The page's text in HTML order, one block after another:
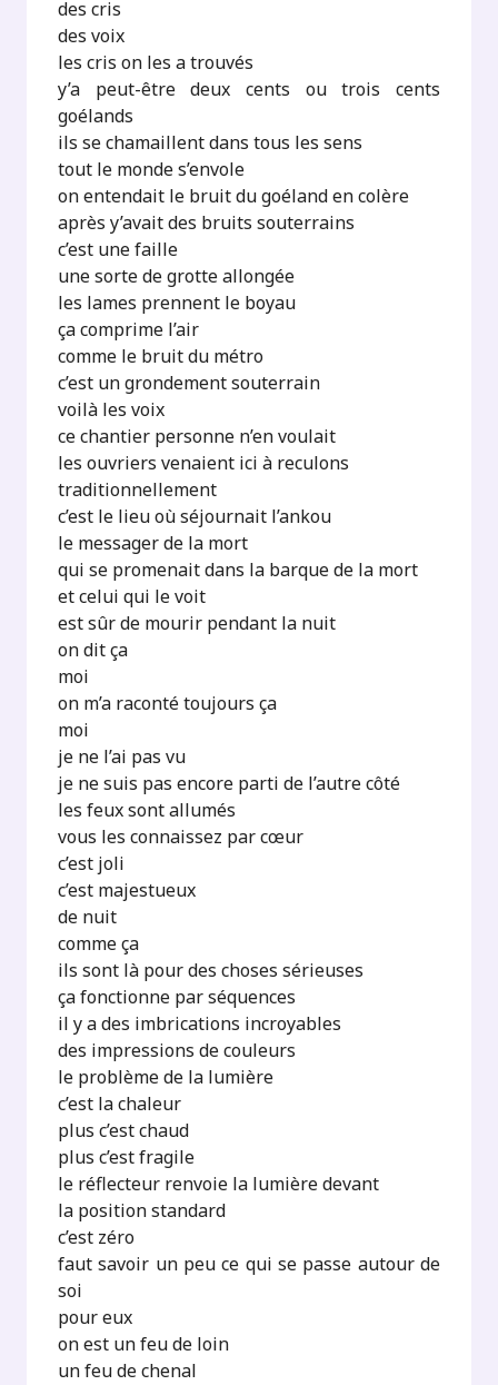
des cris
des voix
les cris on les a trouvés
y’a peut-être deux cents ou trois cents
goélands
ils se chamaillent dans tous les sens
tout le monde s’envole
on entendait le bruit du goéland en colère
après y’avait des bruits souterrains
c’est une faille
une sorte de grotte allongée
les lames prennent le boyau
ça comprime l’air
comme le bruit du métro
c’est un grondement souterrain
voilà les voix
ce chantier personne n’en voulait
les ouvriers venaient ici à reculons
traditionnellement
c’est le lieu où séjournait l’ankou
le messager de la mort
qui se promenait dans la barque de la mort
et celui qui le voit
est sûr de mourir pendant la nuit
on dit ça
moi
on m’a raconté toujours ça
moi
je ne l’ai pas vu
je ne suis pas encore parti de l’autre côté
les feux sont allumés
vous les connaissez par cœur
c’est joli
c’est majestueux
de nuit
comme ça
ils sont là pour des choses sérieuses
ça fonctionne par séquences
il y a des imbrications incroyables
des impressions de couleurs
le problème de la lumière
c’est la chaleur
plus c’est chaud
plus c’est fragile
le réflecteur renvoie la lumière devant
la position standard
c’est zéro
faut savoir un peu ce qui se passe autour de
soi
pour eux
on est un feu de loin
un feu de chenal